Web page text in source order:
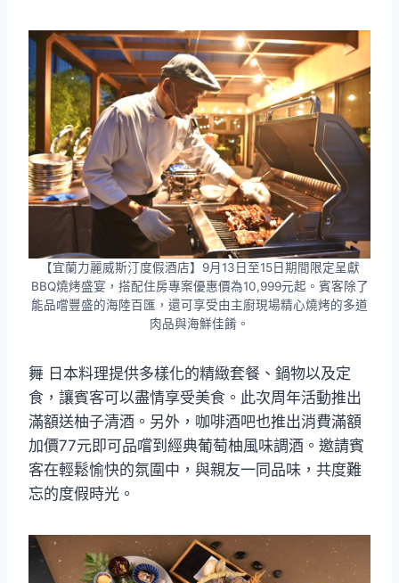
【宜蘭力麗威斯汀度假酒店】9月13日至15日期間限定呈獻
BBQ燒烤盛宴，搭配住房專案優惠價為10,999元起。賓客除了
能品嚐豐盛的海陸百匯，還可享受由主廚現場精心燒烤的多道
肉品與海鮮佳餚。
舞 日本料理提供多樣化的精緻套餐、鍋物以及定
食，讓賓客可以盡情享受美食。此次周年活動推出
滿額送柚子清酒。另外，咖啡酒吧也推出消費滿額
加價77元即可品嚐到經典葡萄柚風味調酒。邀請賓
客在輕鬆愉快的氛圍中，與親友一同品味，共度難
忘的度假時光。